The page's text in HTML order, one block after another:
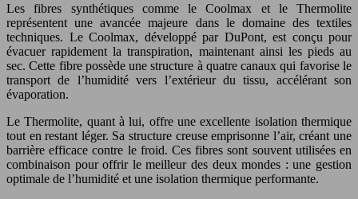
Les fibres synthétiques comme le Coolmax et le Thermolite
représentent une avancée majeure dans le domaine des textiles
techniques. Le Coolmax, développé par DuPont, est conçu pour
évacuer rapidement la transpiration, maintenant ainsi les pieds au
sec. Cette fibre possède une structure à quatre canaux qui favorise le
transport de l’humidité vers l’extérieur du tissu, accélérant son
évaporation.
Le Thermolite, quant à lui, offre une excellente isolation thermique
tout en restant léger. Sa structure creuse emprisonne l’air, créant une
barrière efficace contre le froid. Ces fibres sont souvent utilisées en
combinaison pour offrir le meilleur des deux mondes : une gestion
optimale de l’humidité et une isolation thermique performante.